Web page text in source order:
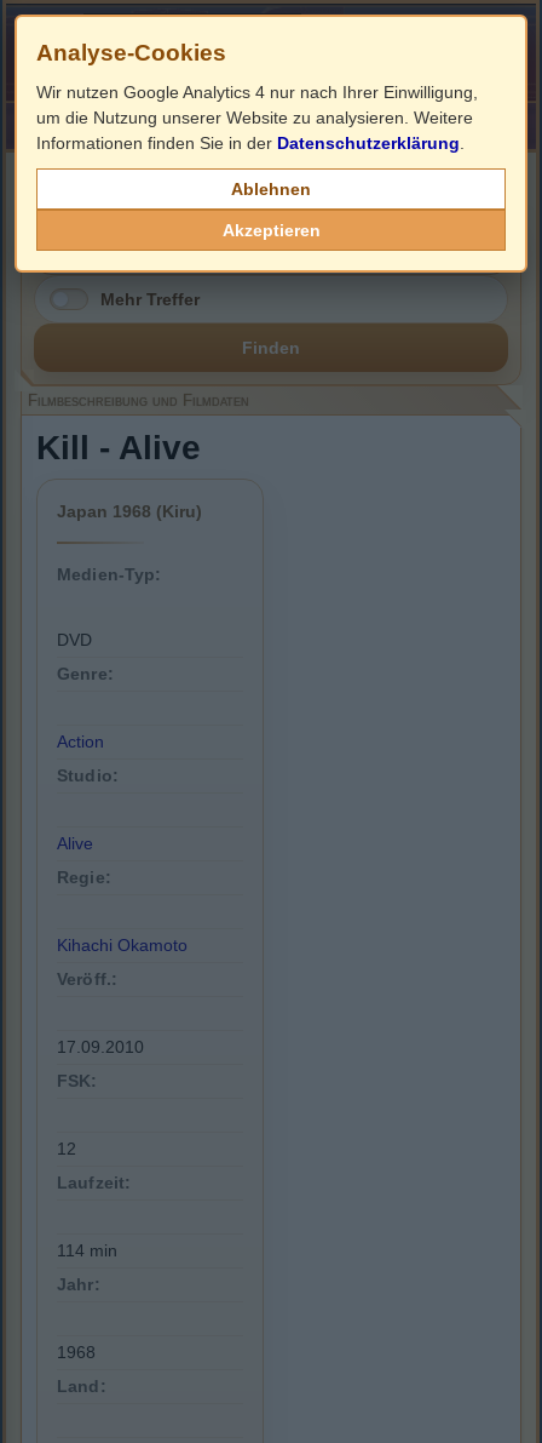
HOME ImpressumLinks
Filmbeschreibung, Cover & DVD Infos
Mehr Treffer
Finden
Filmbeschreibung und Filmdaten
Kill - Alive
Japan 1968 (Kiru)
Medien-Typ:
DVD
Genre:
Action
Studio:
Alive
Regie:
Kihachi Okamoto
Veröff.:
17.09.2010
FSK:
12
Laufzeit:
114 min
Jahr:
1968
Land:
Analyse-Cookies
Wir nutzen Google Analytics 4 nur nach Ihrer Einwilligung,
um die Nutzung unserer Website zu analysieren. Weitere
Informationen finden Sie in der Datenschutzerklärung
Ablehnen
Akzeptieren